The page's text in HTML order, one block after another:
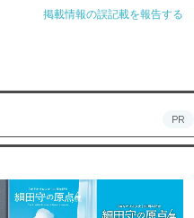
掲載情報の誤記載を報告する
PR